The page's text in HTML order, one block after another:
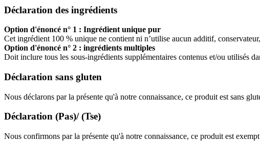
Déclaration des ingrédients
Option d'énoncé n° 1 : Ingrédient unique pur
Cet ingrédient 100 % unique ne contient ni n’utilise aucun additif,
Option d'énoncé n° 2 : ingrédients multiples
Doit inclure tous les sous-ingrédients supplémentaires contenus et/ou utilisés
Déclaration sans gluten
Nous déclarons par la présente qu'à notre connaissance, ce produit est sans
Déclaration (Pas)/ (Tse)
Nous confirmons par la présente qu'à notre connaissance, ce produit est